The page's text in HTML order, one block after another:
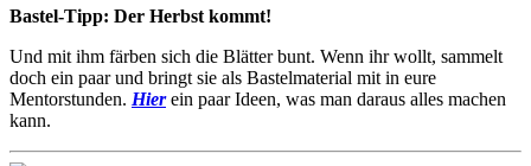
Bastel-Tipp: Der Herbst kommt!
Und mit ihm färben sich die Blätter bunt. Wenn ihr wollt, sammelt
doch ein paar und bringt sie als Bastelmaterial mit in eure
Mentorstunden. Hierein paar Ideen, was man daraus alles machen
kann.